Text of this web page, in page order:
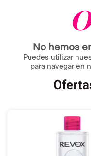
No hemos
Puedes utilizar
para navegar en